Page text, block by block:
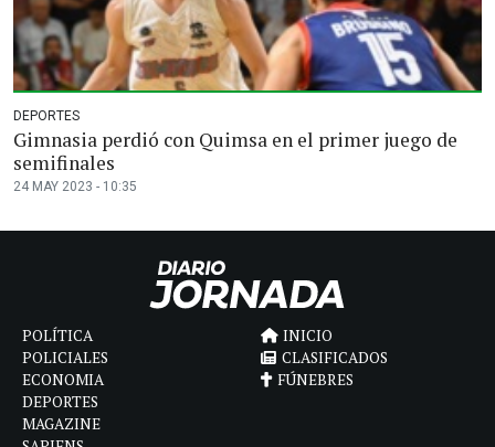
DEPORTES
Gimnasia perdió con Quimsa en el primer juego de
semifinales
24 MAY 2023 - 10:35
POLÍTICA
POLICIALES
ECONOMIA
DEPORTES
MAGAZINE
INICIO
CLASIFICADOS
FÚNEBRES